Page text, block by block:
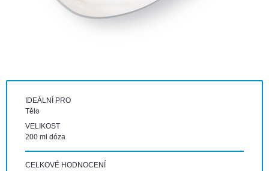
IDEÁLNÍ PRO
Tělo
VELIKOST
200 ml dóza
CELKOVÉ HODNOCENÍ